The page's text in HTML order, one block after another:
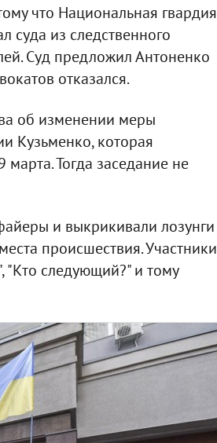
что Национальная гвардия
суда из следственного
Суд предложил Антоненко
отказался.
об изменении меры
Кузьменко, которая
Тогда заседание не
и выкрикивали лозунги
происшествия. Участники
"Кто следующий?" и тому